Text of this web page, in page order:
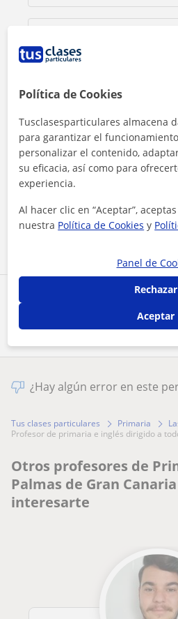
Comparte a este profesor
Al hacer clic, aceptas nuestro
Contactar
¿Hay algún error en este
Tus clases particulares Primaria
profesor de primaria e inglés dirigido a
Otros profesores de
Palmas de Gran
interesarte
Política de Cookies
Tusclasesparticulares almacena
para garantizar el
personalizar el contenido,
su eficacia, así como para
experiencia.
Al hacer clic en “Aceptar”,
nuestra Política de Cookies y
Panel de
Rechazar
Aceptar